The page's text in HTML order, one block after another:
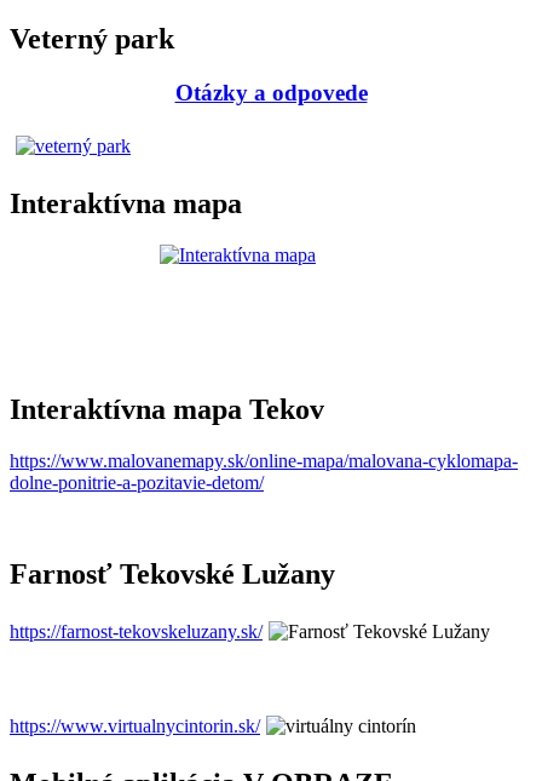
Veterný park
Otázky a odpovede
Interaktívna mapa
Interaktívna mapa Tekov
https://www.malovanemapy.sk/online-mapa/malovana-cyklomapa-
dolne-ponitrie-a-pozitavie-detom/
Farnosť Tekovské Lužany
https://farnost-tekovskeluzany.sk/
https://www.virtualnycintorin.sk/